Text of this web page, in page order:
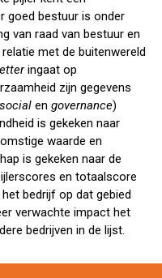
goed bestuur is onder
van raad van bestuur en
met de buitenwereld
ingaat op
zijn gegevens
social en governance)
is gekeken naar
waarde en
is gekeken naar de
en totaalscore
bedrijf op dat gebied
verwachte impact het
bedrijven in de lijst.